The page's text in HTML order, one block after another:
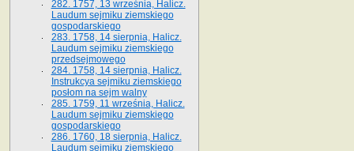
282. 1757, 13 września, Halicz.
Laudum sejmiku ziemskiego
gospodarskiego
283. 1758, 14 sierpnia, Halicz.
Laudum sejmiku ziemskiego
przedsejmowego
284. 1758, 14 sierpnia, Halicz.
Instrukcya sejmiku ziemskiego
posłom na sejm walny
285. 1759, 11 września, Halicz.
Laudum sejmiku ziemskiego
gospodarskiego
286. 1760, 18 sierpnia, Halicz.
Laudum sejmiku ziemskiego